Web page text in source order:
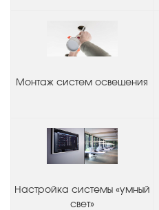
Монтаж систем освещения
Настройка системы «умный
свет»